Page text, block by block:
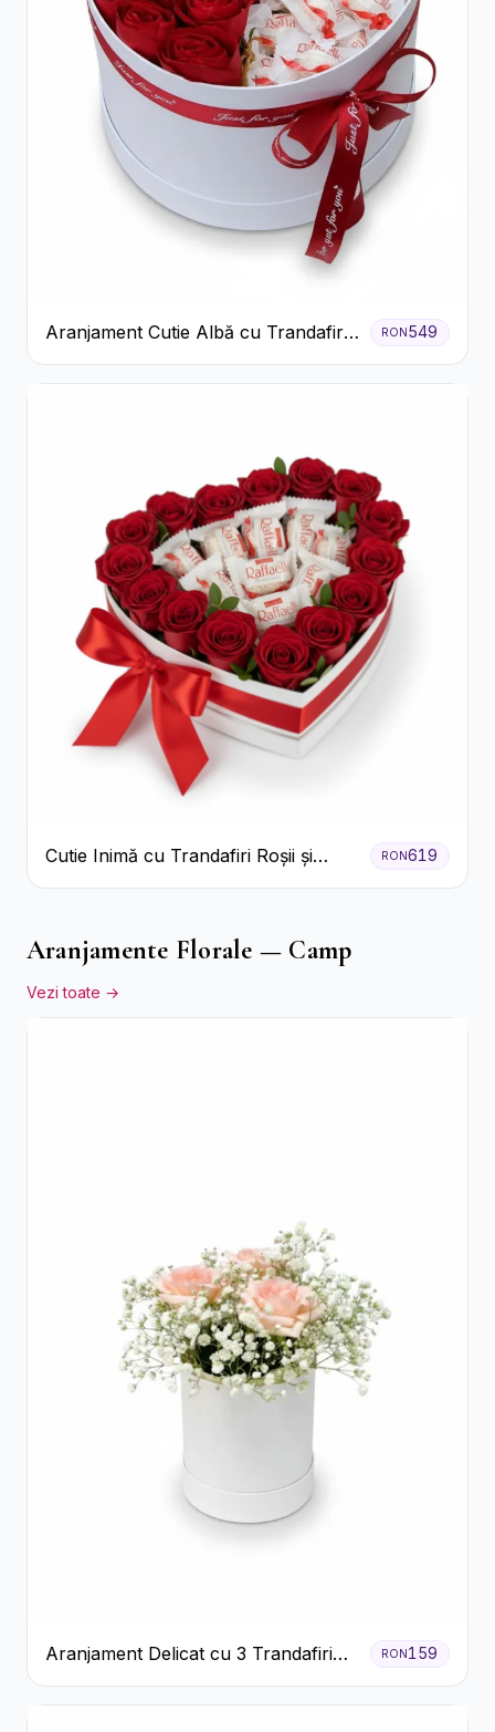
Aranjament Cutie Albă cu Trandafiri
Roșii și Raffaello
RON549
Cutie Inimă cu Trandafiri Roșii și
Bomboane Raffaello
RON619
Aranjamente Florale — Camp
Vezi toate →
Aranjament Delicat cu 3 Trandafiri
Roz în Cutie Albă
RON159